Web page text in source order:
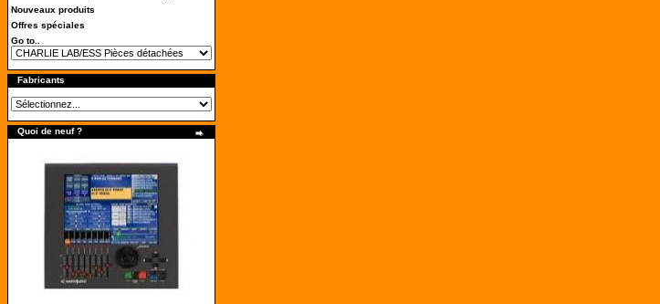
Nouveaux produits
Offres spéciales
Go to..
Fabricants
Quoi de neuf ?